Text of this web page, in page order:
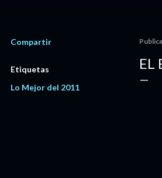
Compartir
Etiquetas
Lo Mejor del 2011
EL